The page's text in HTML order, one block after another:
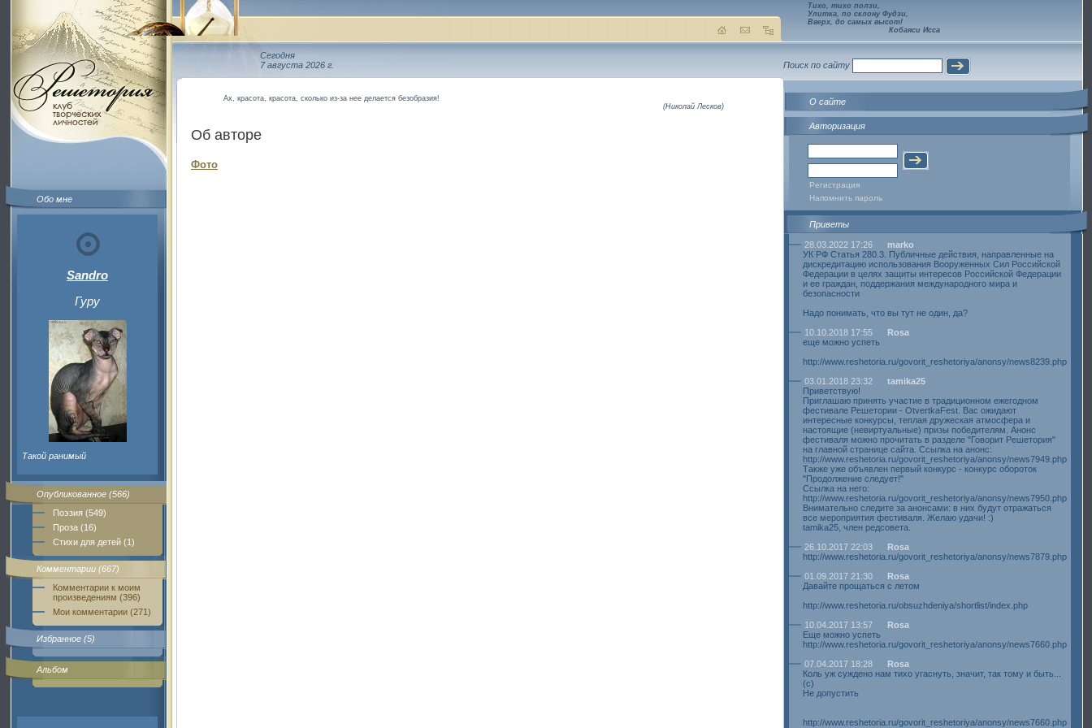
Обо мне
Sandro
Гуру
Такой ранимый
Опубликованное (566)
Поэзия (549)
Проза (16)
Стихи для детей (1)
Комментарии (667)
Комментарии к моим
произведениям (396)
Мои комментарии (271)
Избранное (5)
Альбом
Сегодня
7 августа 2026 г.
Ах, красота, красота, сколько из-за нее делается безобразия!
(Николай Лесков)
Об авторе
Фото
Тихо, тихо ползи,
Улитка, по склону Фудзи,
Вверх, до самых высот!
Кобаяси Исса
Поиск по сайту
О сайте
Авторизация
Регистрация
Напомнить пароль
Приветы
28.03.2022 17:26
marko
УК РФ Статья 280.3. Публичные действия, направленные на
дискредитацию использования Вооруженных Сил Российской
Федерации в целях защиты интересов Российской Федерации
и ее граждан, поддержания международного мира и
безопасности
Надо понимать, что вы тут не один, да?
10.10.2018 17:55
Rosa
еще можно успеть
http://www.reshetoria.ru/govorit_reshetoriya/anonsy/news8239.php
03.01.2018 23:32
tamika25
Приветствую!
Приглашаю принять участие в традиционном ежегодном
фестивале Решетории - OtvertkaFest. Вас ожидают
интересные конкурсы, теплая дружеская атмосфера и
настоящие (невиртуальные) призы победителям. Анонс
фестиваля можно прочитать в разделе "Говорит Решетория"
на главной странице сайта. Ссылка на анонс:
http://www.reshetoria.ru/govorit_reshetoriya/anonsy/news7949.php
Также уже объявлен первый конкурс - конкурс обороток
"Продолжение следует!"
Ссылка на него:
http://www.reshetoria.ru/govorit_reshetoriya/anonsy/news7950.php
Внимательно следите за анонсами: в них будут отражаться
все мероприятия фестиваля. Желаю удачи! :)
tamika25, член редсовета.
26.10.2017 22:03
Rosa
http://www.reshetoria.ru/govorit_reshetoriya/anonsy/news7879.php
01.09.2017 21:30
Rosa
Давайте прощаться с летом
http://www.reshetoria.ru/obsuzhdeniya/shortlist/index.php
10.04.2017 13:57
Rosa
Еще можно успеть
http://www.reshetoria.ru/govorit_reshetoriya/anonsy/news7660.php
07.04.2017 18:28
Rosa
Коль уж суждено нам тихо угаснуть, значит, так тому и быть...
(с)
Не допустить
http://www.reshetoria.ru/govorit_reshetoriya/anonsy/news7660.php